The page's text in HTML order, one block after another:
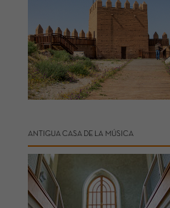
ANTIGUA CASA DE LA MÚSICA